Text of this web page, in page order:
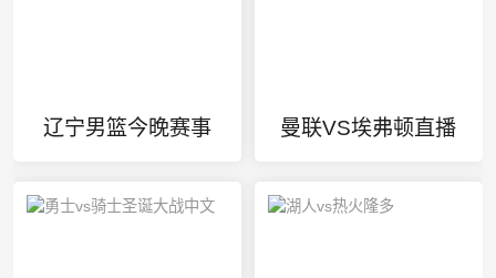
辽宁男篮今晚赛事 曼联VS埃弗顿直播